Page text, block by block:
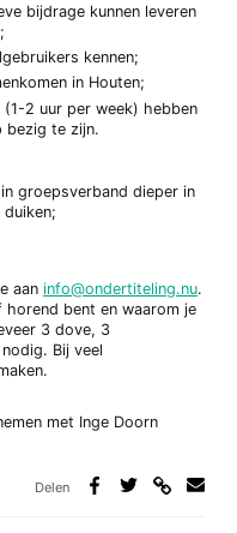
bijdrage kunnen leveren
kennen;
in Houten;
2 uur per week) hebben
bezig te zijn.
groepsverband dieper in
aan info@ondertiteling.nu.
bent en waarom je
3 dove, 3
Bij veel
met Inge Doorn
Delen